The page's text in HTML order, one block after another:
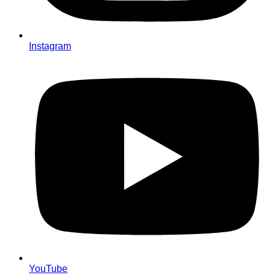
Instagram
YouTube